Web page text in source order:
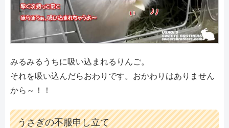
みるみるうちに吸い込まれるりんご。
それを吸い込んだらおわりです。おかわりはありません
から～！！
うさぎの不服申し立て